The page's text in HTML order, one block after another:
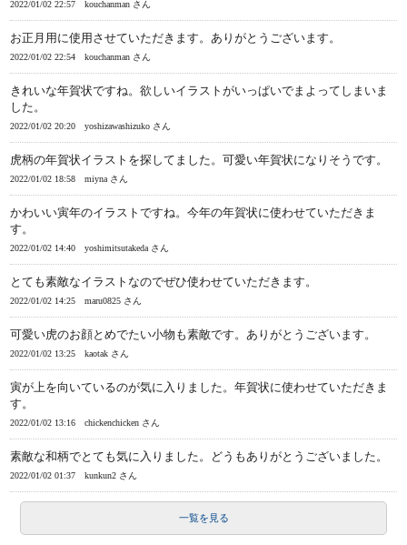
2022/01/02 22:57 kouchanman さん
お正月用に使用させていただきます。ありがとうございます。
2022/01/02 22:54 kouchanman さん
きれいな年賀状ですね。欲しいイラストがいっぱいでまよってしまいま
した。
2022/01/02 20:20 yoshizawashizuko さん
虎柄の年賀状イラストを探してました。可愛い年賀状になりそうです。
2022/01/02 18:58 miyna さん
かわいい寅年のイラストですね。今年の年賀状に使わせていただきま
す。
2022/01/02 14:40 yoshimitsutakeda さん
とても素敵なイラストなのでぜひ使わせていただきます。
2022/01/02 14:25 maru0825 さん
可愛い虎のお顔とめでたい小物も素敵です。ありがとうございます。
2022/01/02 13:25 kaotak さん
寅が上を向いているのが気に入りました。年賀状に使わせていただきま
す。
2022/01/02 13:16 chickenchicken さん
素敵な和柄でとても気に入りました。どうもありがとうございました。
2022/01/02 01:37 kunkun2 さん
一覧を見る